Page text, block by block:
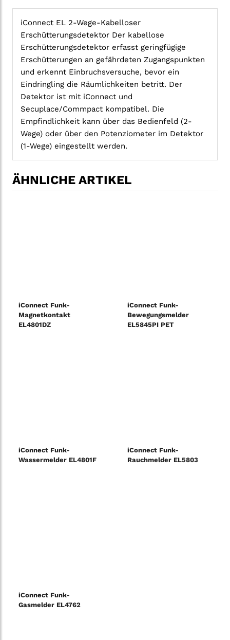
iConnect EL 2-Wege-Kabelloser
Erschütterungsdetektor Der kabellose
Erschütterungsdetektor erfasst geringfügige
Erschütterungen an gefährdeten Zugangspunkten
und erkennt Einbruchsversuche, bevor ein
Eindringling die Räumlichkeiten betritt. Der
Detektor ist mit iConnect und
Secuplace/Commpact kompatibel. Die
Empfindlichkeit kann über das Bedienfeld (2-
Wege) oder über den Potenziometer im Detektor
(1-Wege) eingestellt werden.
ÄHNLICHE ARTIKEL
iConnect Funk-
Magnetkontakt
EL4801DZ
iConnect Funk-
Bewegungsmelder
EL5845PI PET
iConnect Funk-
Wassermelder EL4801F
iConnect Funk-
Rauchmelder EL5803
iConnect Funk-
Gasmelder EL4762